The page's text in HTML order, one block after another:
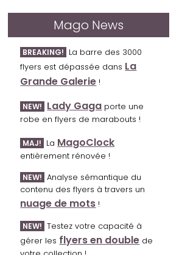
Mago News
BREAKING! La barre des 3000
flyers est dépassée dans La
Grande Galerie !
NEW! Lady Gaga porte une
robe en flyers de marabouts !
MAJ! La MagoClock
entièrement rénovée !
NEW! Analyse sémantique du
contenu des flyers à travers un
nuage de mots !
NEW! Testez votre capacité à
gérer les flyers en double de